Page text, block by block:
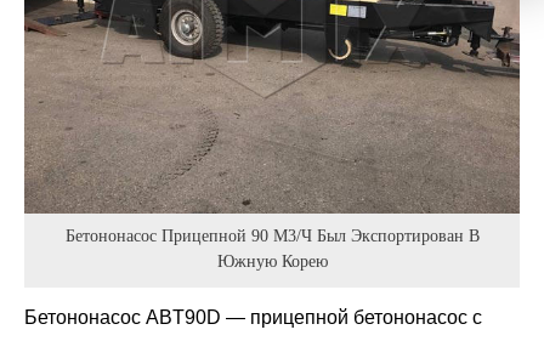
Бетононасос Прицепной 90 М3/ч Был Экспортирован В
Южную Корею
Бетононасос ABT90D — прицепной бетононасос с